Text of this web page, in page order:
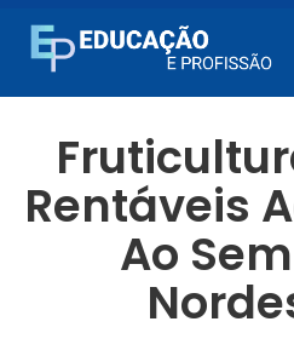
Rentáveis
Ao